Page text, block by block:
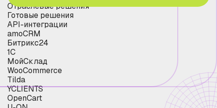
Отраслевые решения
Готовые решения
API-интеграции
amoCRM
Битрикс24
1С
МойСклад
WooCommerce
Tilda
YCLIENTS
OpenCart